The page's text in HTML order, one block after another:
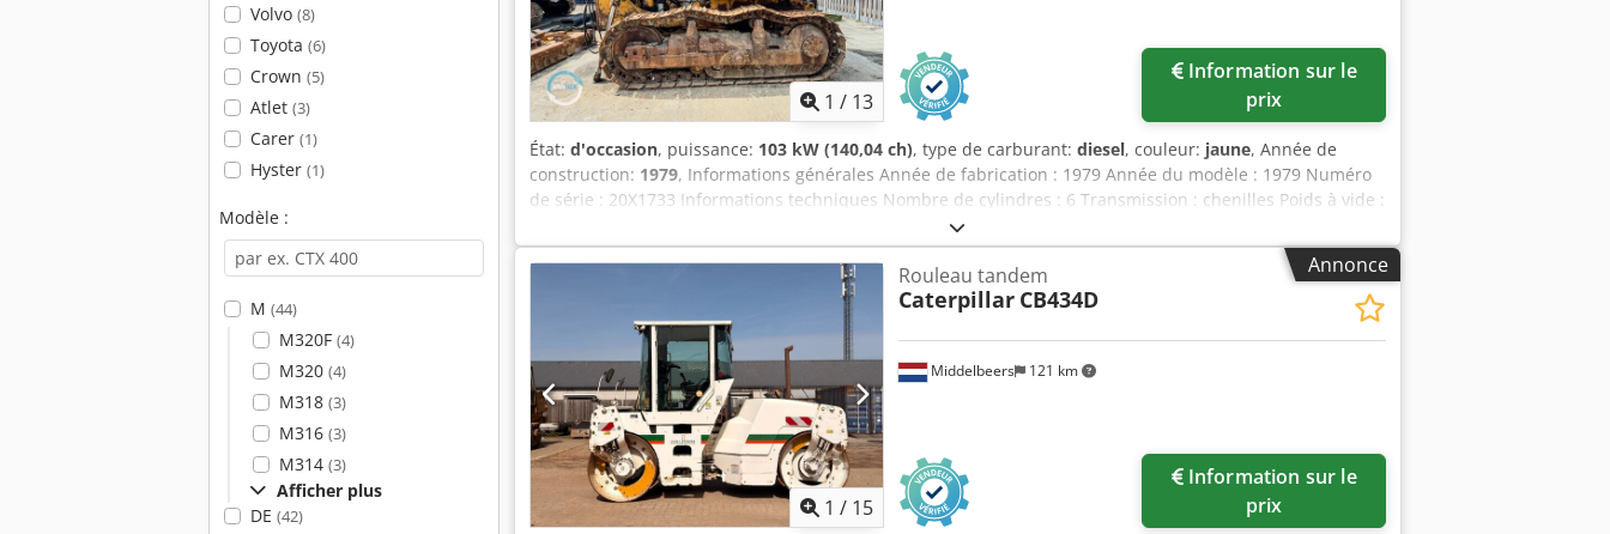
Volvo (8)
Toyota (6)
Crown (5)
Atlet (3)
Carer (1)
Hyster (1)
Modèle :
M (44)
M320F (4)
M320 (4)
M318 (3)
M316 (3)
M314 (3)
Afficher plus
DE (42)
1 / 13
Information sur le
prix
État: d'occasion, puissance: 103 kW (140,04 ch), type de carburant: diesel, couleur: jaune, Année de
construction: 1979, Informations générales Année de fabrication : 1979 Année du modèle : 1979 Numéro
de série : 20X1733 Informations techniques Nombre de cylindres : 6 Transmission : chenilles Poids à vide :
14 000 kg État État général : moyen État technique : bon État visuel : mauvais Informations financières
Djdpoun Rlqsfx Afijwa Prix : sur demande Informations complémentaires Pour plus d'informations,
Annonce
1 / 15
Middelbeers 121 km
Rouleau tandem
Caterpillar CB434D
Information sur le
prix